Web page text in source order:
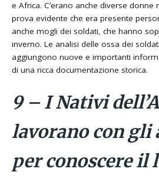
e Africa. C’erano anche diverse
prova evidente che era presente
anche mogli dei soldati, che hanno
inverno. Le analisi delle ossa dei
aggiungono nuove e importanti
di una ricca documentazione storica.
9 – I Nativi
lavorano con gli
per conoscere il